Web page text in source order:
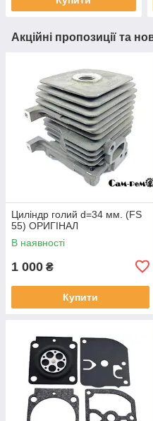
Акційні пропозиції та
Циліндр голий d=34 мм. (FS
55) ОРИГІНАЛ
В наявності
1 000 ₴
Купити